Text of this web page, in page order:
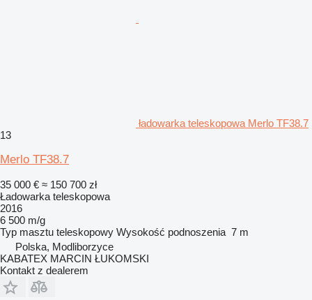
ładowarka teleskopowa Merlo TF38.7
13
Merlo TF38.7
35 000 € ≈ 150 700 zł
Ładowarka teleskopowa
2016
6 500 m/g
Typ masztu teleskopowy Wysokość podnoszenia 7 m
Polska, Modliborzyce
KABATEX MARCIN ŁUKOMSKI
Kontakt z dealerem